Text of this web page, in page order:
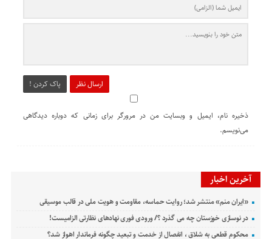
ارسال نظر پاک کردن !
ذخیره نام، ایمیل و وبسایت من در مرورگر برای زمانی که دوباره دیدگاهی
می‌نویسم.
آخرین اخبار
«ایران منم» منتشر شد؛ روایت حماسه، مقاومت و هویت ملی در قالب موسیقی
در نوسازی خوزستان چه می گذرد ؟/ ورودی فوری نهادهای نظارتی الزامیست!
محکوم قطعی به شلاق ، انفصال از خدمت و تبعید چگونه فرماندار اهواز شد؟